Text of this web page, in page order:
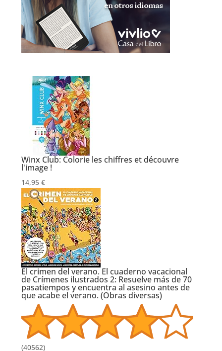
Winx Club: Colorie les chiffres et découvre
l'image !
14,95 €
El crimen del verano. El cuaderno vacacional
de Crímenes ilustrados 2: Resuelve más de 70
pasatiempos y encuentra al asesino antes de
que acabe el verano. (Obras diversas)
(40562)